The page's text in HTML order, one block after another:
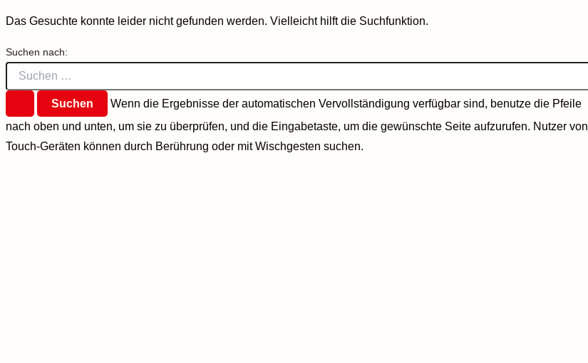
Das Gesuchte konnte leider nicht gefunden werden. Vielleicht hilft die Suchfunktion.
Suchen nach:
Wenn die Ergebnisse der automatischen Vervollständigung verfügbar sind, benutze die Pfeile
nach oben und unten, um sie zu überprüfen, und die Eingabetaste, um die gewünschte Seite aufzurufen. Nutzer von
Touch-Geräten können durch Berührung oder mit Wischgesten suchen.